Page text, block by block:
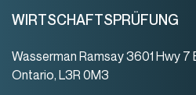
WIRTSCHAFTSPRÜFUNG
Wasserman Ramsay 3601 Hwy 7
Ontario, L3R 0M3